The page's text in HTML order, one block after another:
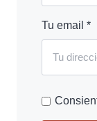
Tu email *